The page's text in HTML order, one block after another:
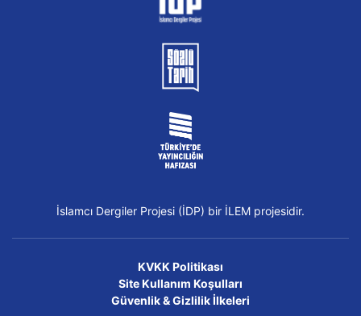
İslamcı Dergiler Projesi (İDP) bir İLEM projesidir.
KVKK Politikası
Site Kullanım Koşulları
Güvenlik & Gizlilik İlkeleri